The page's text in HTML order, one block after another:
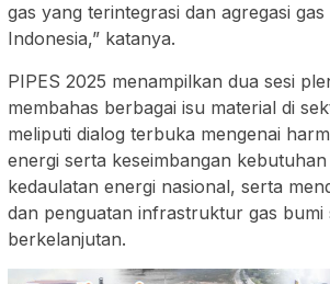
gas yang terintegrasi dan agregasi gas
Indonesia,” katanya.
PIPES 2025 menampilkan dua sesi
membahas berbagai isu material di
meliputi dialog terbuka mengenai
energi serta keseimbangan
kedaulatan energi nasional, serta
dan penguatan infrastruktur gas bumi
berkelanjutan.